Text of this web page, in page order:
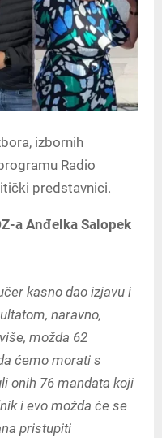
izbornih
Radio
predstavnici.
a Anđelka Salopek
kasno dao izjavu i
naravno,
možda 62
ćemo morati s
onih 76 mandata koji
i evo možda će se
pristupiti